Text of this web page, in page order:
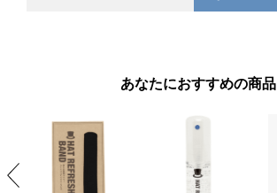
あなたにおすすめの商品